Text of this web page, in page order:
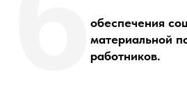
обеспечения
материальной
работников.